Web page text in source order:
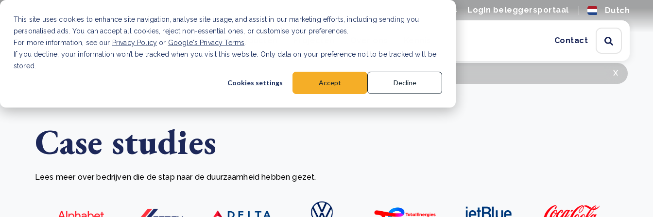
This site uses cookies to enhance site navigation, analyse site usage, and assist in our marketing efforts, including sending you
personalised ads. You can accept all cookies, reject non-essential ones, or customise your preferences.
For more information, see our Privacy Policy or Google's Privacy Terms
If you decline, your information won’t be tracked when you visit this website. Only data on your preference not to be tracked will be
stored.
Cookies settings Accept Decline
Vacatures Login beleggersportaal Dutch
Diensten & Producten Contact
x
CSRD en uw positie als leverancier: wat verandert er in 2026?Lees artikel
Case studies
Lees meer over bedrijven die de stap naar de duurzaamheid hebben gezet.